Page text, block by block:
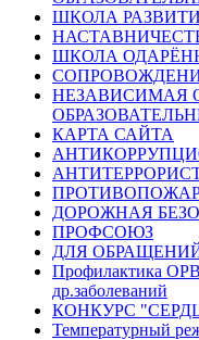
ШКОЛА
ШКОЛА
НЕЗАВИСИМАЯ
КАРТА САЙТА
ДОРОЖНАЯ
ПРОФСОЮЗ
ДЛЯ
Профилактика
др.заболеваний
КОНКУРС
Температурный